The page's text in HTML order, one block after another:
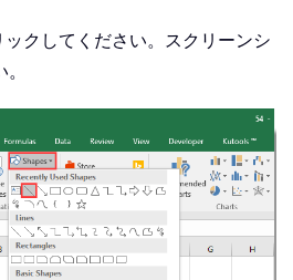
ックしてください。スクリーンシ